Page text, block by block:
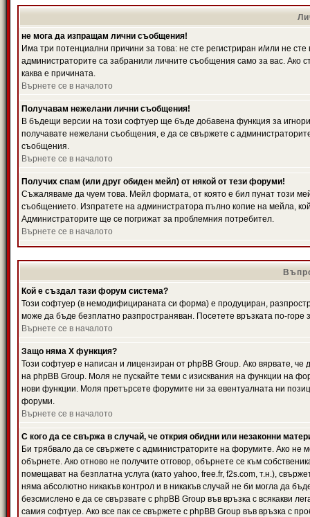
не мога да изпращам лични съобщения!
Има три потенциални причини за това: не сте регистриран и/или не
администраторите са забранили личните съобщения само за вас. Ако
каква е причината.
Върнете се в началото
Получавам нежелани лични съобщения!
В бъдещи версии на този софтуер ще бъде добавена функция за
получавате нежелани съобщения, е да се свържете с
съобщения.
Върнете се в началото
Получих спам (или друг обиден мейл) от някой от тези форуми!
Съжаляваме да чуем това. Мейл формата, от която е бил пунат този
съобщението. Изпратете на администратора пълно копие на мейла,
Администраторите ще се погрижат за проблемния потребител.
Върнете се в началото
Кой е създал тази форум система?
Този софтуер (в немодифицираната си форма) е продуциран,
може да бъде безплатно разпространяван. Посетете връзката по-горе
Върнете се в началото
Защо няма X функция?
Този софтуер е написан и лицензиран от phpBB Group. Ако вярвате,
на phpBB Group. Моля не пускайте теми с изисквания на функции на
нови функции. Моля претърсете форумите ни за евентуалната ни
форуми.
Върнете се в началото
С кого да се свържа в случай, че открия обидни или незаконни
Би трябвало да се свържете с администраторите на форумите. Ако не
обърнете. Ако отново не получите отговор, обърнете се към
помещават на безплатна услуга (като yahoo, free.fr, f2s.com, т.н.),
няма абсолютно никакъв контрол и в никакъв случай не би могла да
безсмислено е да се свързвате с phpBB Group във връзка с всякакви
самия софтуер. Ако все пак се свържете с phpBB Group във връзка с